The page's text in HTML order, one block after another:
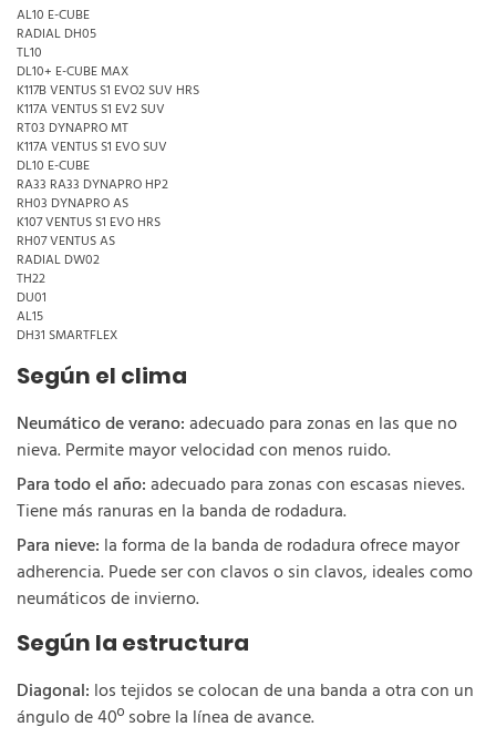
AL10 E-CUBE
RADIAL DH05
TL10
DL10+ E-CUBE MAX
K117B VENTUS S1 EVO2 SUV HRS
K117A VENTUS S1 EV2 SUV
RT03 DYNAPRO MT
K117A VENTUS S1 EVO SUV
DL10 E-CUBE
RA33 RA33 DYNAPRO HP2
RH03 DYNAPRO AS
K107 VENTUS S1 EVO HRS
RH07 VENTUS AS
RADIAL DW02
TH22
DU01
AL15
DH31 SMARTFLEX
Según el clima
Neumático de verano:adecuado para zonas en las que no
nieva. Permite mayor velocidad con menos ruido.
Para todo el año:adecuado para zonas con escasas nieves.
Tiene más ranuras en la banda de rodadura.
Para nieve: la forma de la banda de rodadura ofrece mayor
adherencia. Puede ser con clavos o sin clavos, ideales como
neumáticos de invierno.
Según la estructura
Diagonal: los tejidos se colocan de una banda a otra con un
ángulo de 40º sobre la línea de avance.